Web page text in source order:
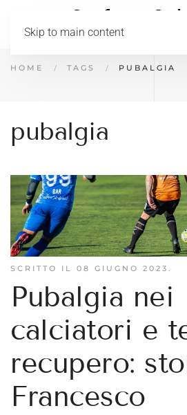
Skip to main content
HOME TAGS PUBALGIA
pubalgia
SCRITTO IL 08 GIUGNO 2023 .
Pubalgia nei
calciatori e
recupero:
Francesco